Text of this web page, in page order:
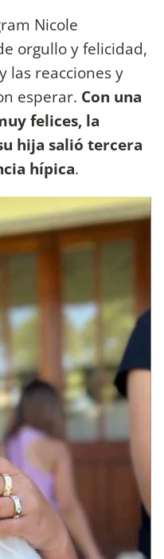
Nicole
orgullo y felicidad,
las reacciones y
esperar. Con una
felices, la
hija salió tercera
hípica.